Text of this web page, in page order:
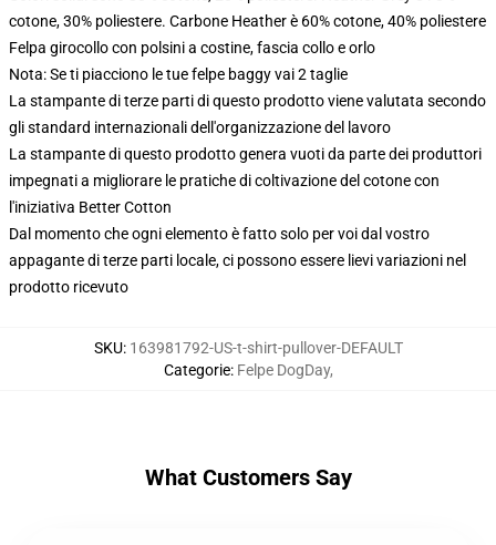
cotone, 30% poliestere. Carbone Heather è 60% cotone, 40% poliestere
Felpa girocollo con polsini a costine, fascia collo e orlo
Nota: Se ti piacciono le tue felpe baggy vai 2 taglie
La stampante di terze parti di questo prodotto viene valutata secondo
gli standard internazionali dell'organizzazione del lavoro
La stampante di questo prodotto genera vuoti da parte dei produttori
impegnati a migliorare le pratiche di coltivazione del cotone con
l'iniziativa Better Cotton
Dal momento che ogni elemento è fatto solo per voi dal vostro
appagante di terze parti locale, ci possono essere lievi variazioni nel
prodotto ricevuto
SKU: 163981792-US-t-shirt-pullover-DEFAULT
Categorie: Felpe DogDay,
What Customers Say